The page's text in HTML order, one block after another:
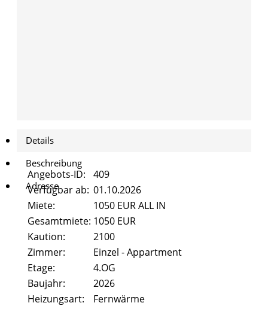
Schiffenberger
Weg 16
Kontakt
FAQ
FAQ
Details
Beschreibung
Adresse
Angebots-ID:
409
Verfügbar ab: 01.10.2026
Miete:
1050 EUR ALL IN
Gesamtmiete: 1050 EUR
Kaution:
2100
Zimmer:
Einzel - Appartment
Etage:
4.OG
Baujahr:
2026
Heizungsart:
Fernwärme